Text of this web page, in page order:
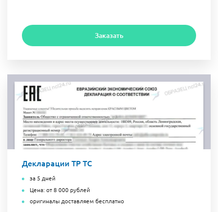
Заказать
Декларации ТР ТС
за 5 дней
Цена: от 8 000 рублей
оригиналы доставляем бесплатно